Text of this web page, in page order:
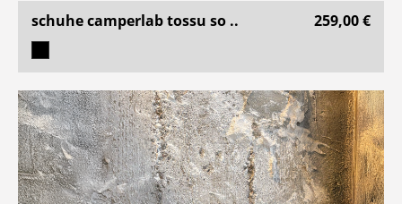
schuhe camperlab tossu so .. 259,00 €